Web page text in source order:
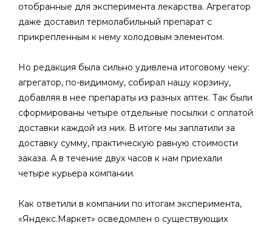
отобранные для эксперимента лекарства. Агрегатор
даже доставил термолабильный препарат с
прикрепленным к нему холодовым элементом.
Но редакция была сильно удивлена итоговому чеку:
агрегатор, по-видимому, собирал нашу корзину,
добавляя в нее препараты из разных аптек. Так были
сформированы четыре отдельные посылки с оплатой
доставки каждой из них. В итоге мы заплатили за
доставку сумму, практическую равную стоимости
заказа. А в течение двух часов к нам приехали
четыре курьера компании.
Как ответили в компании по итогам эксперимента,
«Яндекс.Маркет» осведомлен о существующих